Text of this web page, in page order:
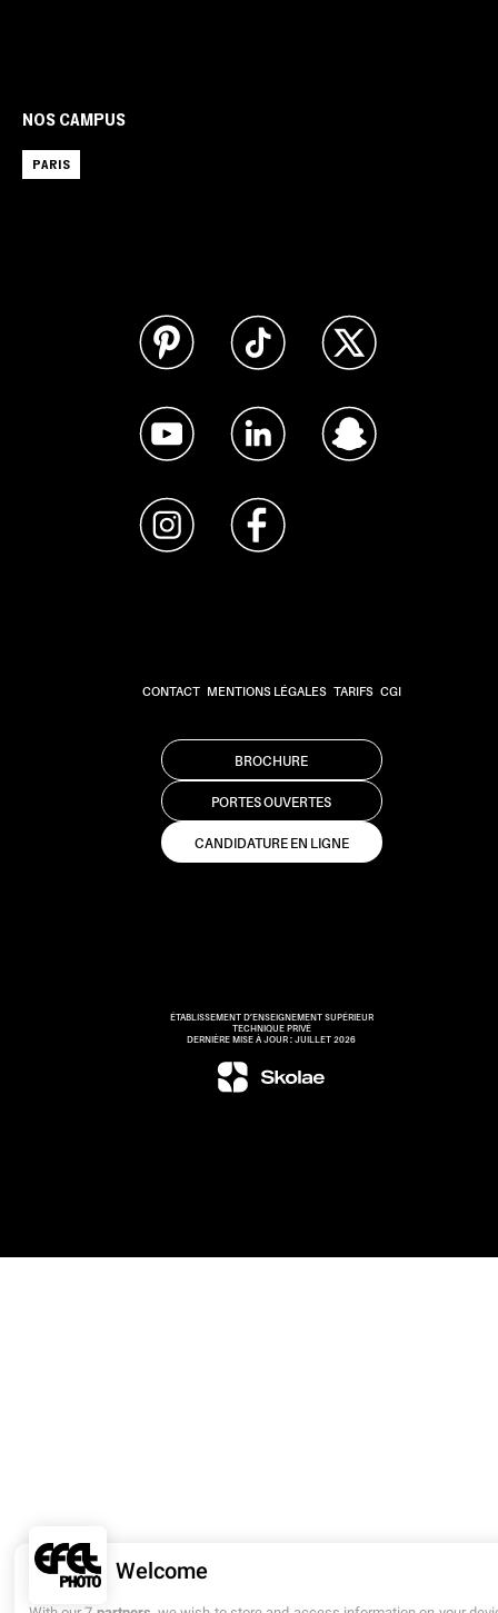
NOS CAMPUS
PARIS
CONTACT MENTIONS LÉGALES TARIFS CGI
CANDIDATURE EN LIGNE
PORTES OUVERTES
BROCHURE
ÉTABLISSEMENT D’ENSEIGNEMENT SUPÉRIEUR
TECHNIQUE PRIVÉ
DERNIÈRE MISE À JOUR : JUILLET 2026
Welcome